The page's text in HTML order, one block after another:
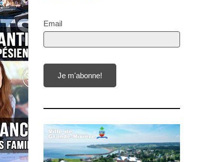
Email
Je m'abonne!